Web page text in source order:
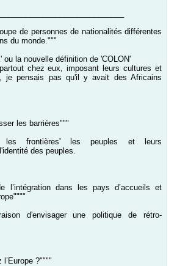
de personnes de nationalités différentes
du monde."""
ou la nouvelle définition de 'COLON'
chez eux, imposant leurs cultures et
je pensais pas qu'il y avait des Africains
les barrières"""
les frontières' les peuples et leurs
des peuples.
l’intégration dans les pays d’accueils et
d'envisager une politique de rétro-
?""""